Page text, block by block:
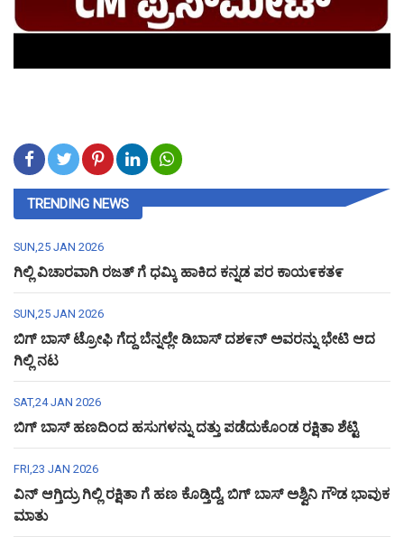
TRENDING NEWS
SUN,25 JAN 2026
ಗಿಲ್ಲಿ ವಿಚಾರವಾಗಿ ರಜತ್ ಗೆ ಧಮ್ಕಿ ಹಾಕಿದ ಕನ್ನಡ ಪರ ಕಾಯ೯ಕತ೯
SUN,25 JAN 2026
ಬಿಗ್ ಬಾಸ್ ಟ್ರೋಫಿ ಗೆದ್ದ ಬೆನ್ನಲ್ಲೇ ಡಿಬಾಸ್ ದಶ೯ನ್ ಅವರನ್ನು ಭೇಟಿ ಆದ
ಗಿಲ್ಲಿ ನಟ
SAT,24 JAN 2026
ಬಿಗ್ ಬಾಸ್ ಹಣದಿಂದ ಹಸುಗಳನ್ನು ದತ್ತು ಪಡೆದುಕೊಂಡ ರಕ್ಷಿತಾ ಶೆಟ್ಟಿ
FRI,23 JAN 2026
ವಿನ್ ಆಗ್ತಿದ್ರು ಗಿಲ್ಲಿ ರಕ್ಷಿತಾ ಗೆ ಹಣ ಕೊಡ್ತಿದ್ದೆ, ಬಿಗ್ ಬಾಸ್ ಅಶ್ವಿನಿ ಗೌಡ ಭಾವುಕ
ಮಾತು